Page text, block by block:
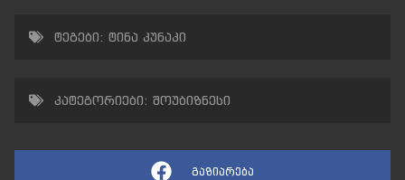
ტეგები: ტინა კუნაკი
კატეგორიები: შოუბიზნესი
გაზიარება